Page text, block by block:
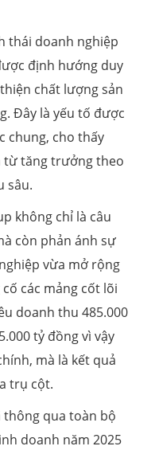
thái doanh nghiệp
định hướng duy
chất lượng sản
Đây là yếu tố được
chung, cho thấy
từ tăng trưởng theo
sâu.
không chỉ là câu
còn phản ánh sự
vừa mở rộng
các mảng cốt lõi
doanh thu 485.000
tỷ đồng vì vậy
mà là kết quả
trụ cột.
thông qua toàn bộ
doanh năm 2025